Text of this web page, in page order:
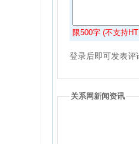
限500字 (不支持
登录后即可发表评
关系网新闻资讯